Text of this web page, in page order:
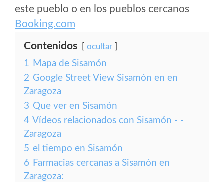
este pueblo o en los pueblos cercanos
Booking.com
Contenidos ocultar
1 Mapa de Sisamón
2 Google Street View Sisamón en en
Zaragoza
3 Que ver en Sisamón
4 Vídeos relacionados con Sisamón - -
Zaragoza
5 el tiempo en Sisamón
6 Farmacias cercanas a Sisamón en
Zaragoza: